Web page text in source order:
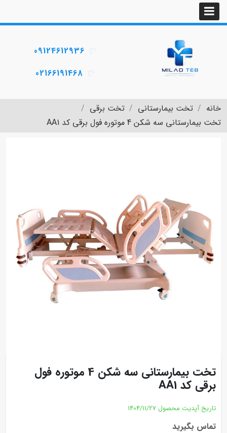
09124612936
02166191468
خانه تخت بیمارستانی
تخت برقی
تخت بیمارستانی سه شکن 4 موتوره فول برقی کد AA1
تخت بیمارستانی سه شکن 4 موتوره فول
برقی کد AA1
تاریخ آپدیت محصول 1404/11/27
تماس بگیرید